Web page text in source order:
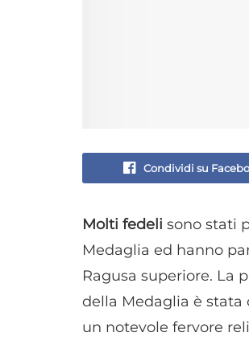
Condividi su
Molti fedeli sono stati
Medaglia ed hanno
Ragusa superiore. La
della Medaglia è stata
un notevole fervore